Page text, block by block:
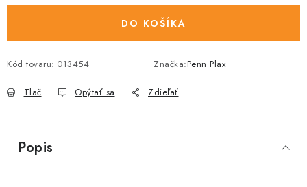
DO KOŠÍKA
Kód tovaru: 013454 Značka:Penn Plax
Tlač Opýtať sa Zdieľať
Popis